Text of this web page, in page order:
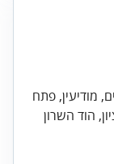
מודיעין, פתח
הוד השרון